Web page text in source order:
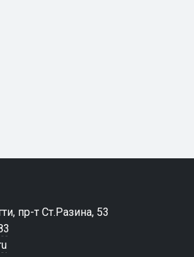
пр-т Ст.Разина, 53